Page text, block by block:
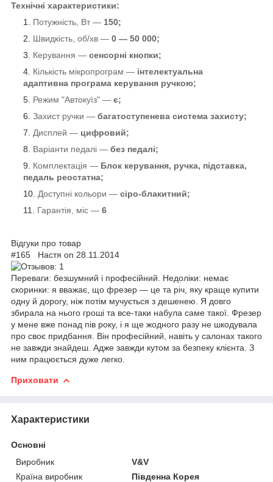
Технічні характеристики:
Потужність, Вт — 150;
Швидкість, об/хв — 0 — 50 000;
Керування — сенсорні кнопки;
Кількість мікропрограм — інтелектуальна
адаптивна програма керування ручкою;
Режим "Автокуїз" — є;
Захист ручки — багатоступенева система захисту;
Дисплей — цифровий;
Варіанти педалі — без педалі;
Комплектація — Блок керування, ручка, підставка,
педаль реостатна;
Доступні кольори — сіро-блакитний;
Гарантія, міс — 6
Відгуки про товар
#165 Настя on 28.11.2014
Переваги: безшумний і професійний. Недоліки: немає
скоринки: я вважає, що фрезер — це та річ, яку краще купити
одну й дорогу, ніж потім мучується з дешенею. Я довго
збирала на нього гроші та все-таки набула саме такої. Фрезер
у мене вже понад пів року, і я ще жодного разу не шкодувала
про своє придбання. Він професійний, навіть у салонах такого
не завжди знайдеш. Адже завжди кутом за безпеку клієнта. З
ним працюється дуже легко.
Приховати
Характеристики
Основні
Виробник
V&V
Країна виробник
Південна Корея